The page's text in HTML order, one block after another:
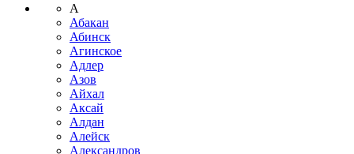
А
Абакан
Абинск
Агинское
Адлер
Азов
Айхал
Аксай
Алдан
Алейск
Александров